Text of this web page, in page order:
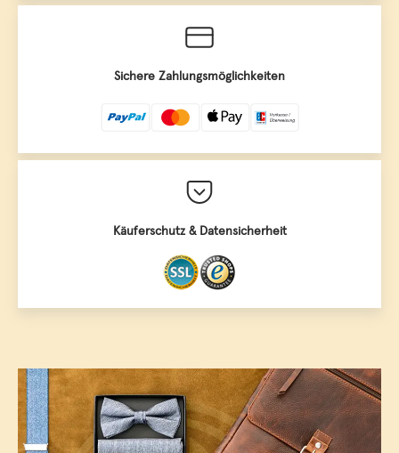
Sichere Zahlungsmöglichkeiten
Käuferschutz & Datensicherheit